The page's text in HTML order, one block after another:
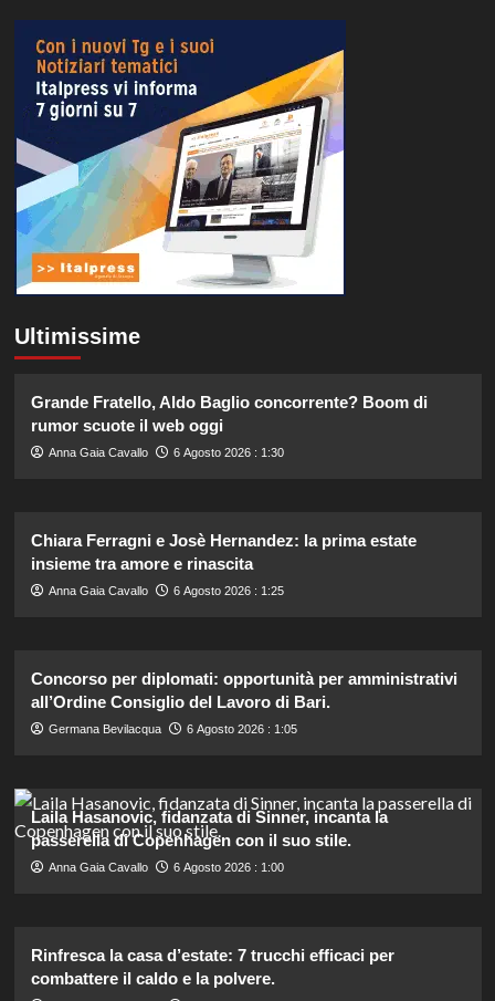
Ultimissime
Grande Fratello, Aldo Baglio concorrente? Boom di
rumor scuote il web oggi
Anna Gaia Cavallo 6 Agosto 2026 : 1:30
Chiara Ferragni e Josè Hernandez: la prima estate
insieme tra amore e rinascita
Anna Gaia Cavallo 6 Agosto 2026 : 1:25
Concorso per diplomati: opportunità per amministrativi
all’Ordine Consiglio del Lavoro di Bari.
Germana Bevilacqua 6 Agosto 2026 : 1:05
Laila Hasanovic, fidanzata di Sinner, incanta la
passerella di Copenhagen con il suo stile.
Anna Gaia Cavallo 6 Agosto 2026 : 1:00
Rinfresca la casa d’estate: 7 trucchi efficaci per
combattere il caldo e la polvere.